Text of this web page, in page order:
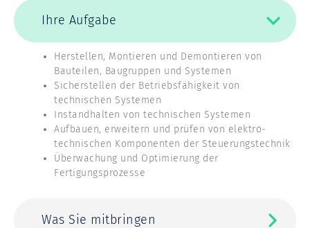
Ihre Aufgabe
Herstellen, Montieren und Demontieren von
Bauteilen, Baugruppen und Systemen
Sicherstellen der Betriebsfähigkeit von
technischen Systemen
Instandhalten von technischen Systemen
Aufbauen, erweitern und prüfen von elektro-
technischen Komponenten der Steuerungstechnik
Überwachung und Optimierung der
Fertigungsprozesse
Was Sie mitbringen